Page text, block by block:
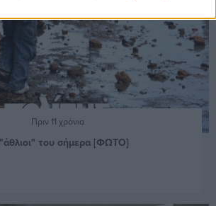
Πριν 11 χρόνια
του σήμερα [ΦΩΤΟ]